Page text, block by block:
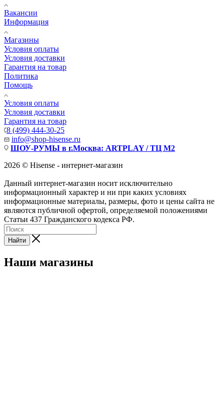
Вакансии
Информация
Магазины
Условия оплаты
Условия доставки
Гарантия на товар
Политика
Помощь
Условия оплаты
Условия доставки
Гарантия на товар
8 (499) 444-30-25
info@shop-hisense.ru
ШОУ-РУМЫ в г.Москва: ARTPLAY / ТЦ М2
2026 © Hisense - интернет-магазин
Данный интернет-магазин носит исключительно
информационный характер и ни при каких условиях
информационные материалы, размеры, фото и цены сайта не
являются публичной офертой, определяемой положениями
Статьи 437 Гражданского кодекса РФ.
Найти
Наши магазины